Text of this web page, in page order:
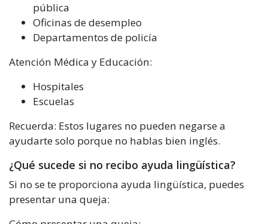
pública
Oficinas de desempleo
Departamentos de policía
Atención Médica y Educación:
Hospitales
Escuelas
Recuerda: Estos lugares no pueden negarse a
ayudarte solo porque no hablas bien inglés.
¿Qué sucede si no recibo ayuda lingüística?
Si no se te proporciona ayuda lingüística, puedes
presentar una queja: